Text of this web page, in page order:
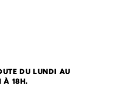
DU LUNDI AU
À 18H.